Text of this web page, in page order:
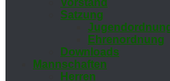
Vor­stand
Sat­zung
Eh­ren­ord­nung
Down­loads
Mann­schaf­ten
Her­ren